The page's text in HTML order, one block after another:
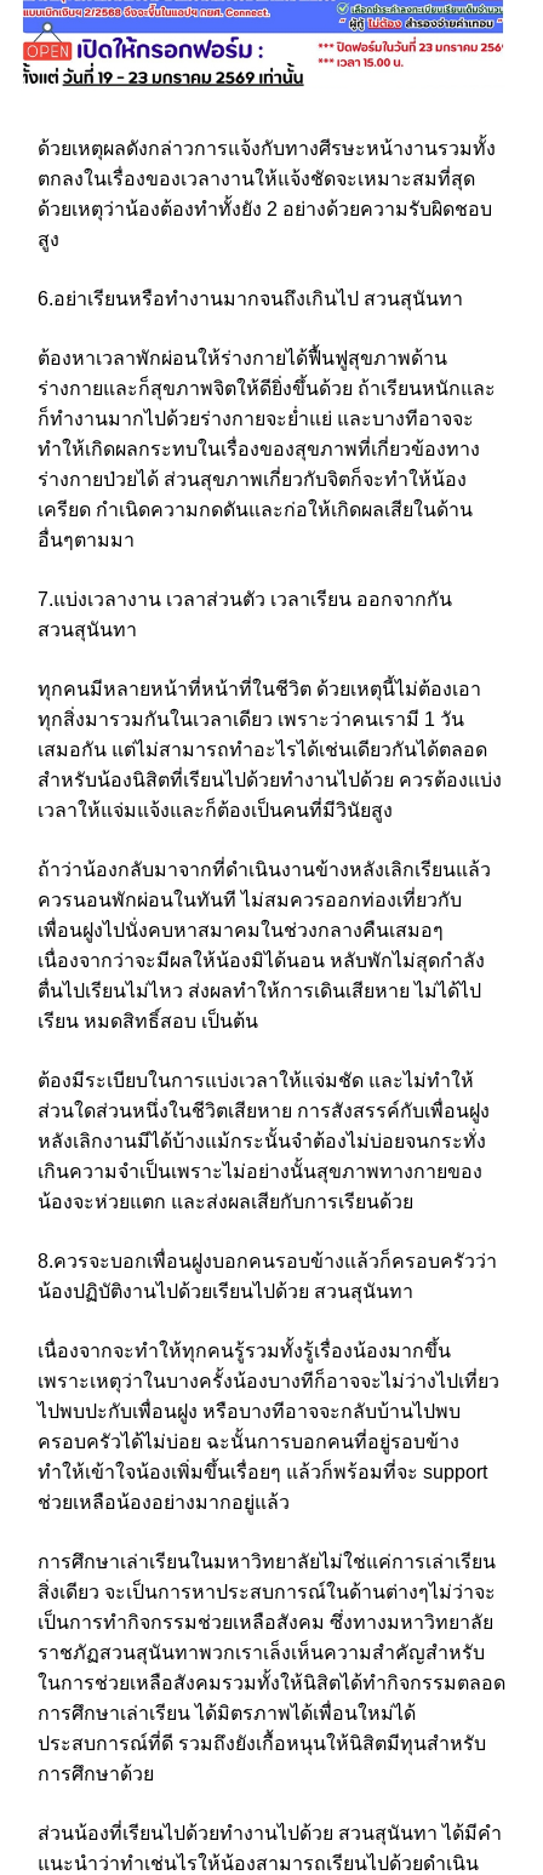
ด้วยเหตุผลดังกล่าวการแจ้งกับทางศีรษะหน้างานรวมทั้ง
ตกลงในเรื่องของเวลางานให้แจ้งชัดจะเหมาะสมที่สุด
ด้วยเหตุว่าน้องต้องทำทั้งยัง 2 อย่างด้วยความรับผิดชอบ
สูง
6.อย่าเรียนหรือทำงานมากจนถึงเกินไป สวนสุนันทา
ต้องหาเวลาพักผ่อนให้ร่างกายได้ฟื้นฟูสุขภาพด้าน
ร่างกายและก็สุขภาพจิตให้ดียิ่งขึ้นด้วย ถ้าเรียนหนักและ
ก็ทำงานมากไปด้วยร่างกายจะย่ำแย่ และบางทีอาจจะ
ทำให้เกิดผลกระทบในเรื่องของสุขภาพที่เกี่ยวข้องทาง
ร่างกายป่วยได้ ส่วนสุขภาพเกี่ยวกับจิตก็จะทำให้น้อง
เครียด กำเนิดความกดดันและก่อให้เกิดผลเสียในด้าน
อื่นๆตามมา
7.แบ่งเวลางาน เวลาส่วนตัว เวลาเรียน ออกจากกัน
สวนสุนันทา
ทุกคนมีหลายหน้าที่หน้าที่ในชีวิต ด้วยเหตุนี้ไม่ต้องเอา
ทุกสิ่งมารวมกันในเวลาเดียว เพราะว่าคนเรามี 1 วัน
เสมอกัน แต่ไม่สามารถทำอะไรได้เช่นเดียวกันได้ตลอด
สำหรับน้องนิสิตที่เรียนไปด้วยทำงานไปด้วย ควรต้องแบ่ง
เวลาให้แจ่มแจ้งและก็ต้องเป็นคนที่มีวินัยสูง
ถ้าว่าน้องกลับมาจากที่ดำเนินงานข้างหลังเลิกเรียนแล้ว
ควรนอนพักผ่อนในทันที ไม่สมควรออกท่องเที่ยวกับ
เพื่อนฝูงไปนั่งคบหาสมาคมในช่วงกลางคืนเสมอๆ
เนื่องจากว่าจะมีผลให้น้องมิได้นอน หลับพักไม่สุดกำลัง
ตื่นไปเรียนไม่ไหว ส่งผลทำให้การเดินเสียหาย ไม่ได้ไป
เรียน หมดสิทธิ์สอบ เป็นต้น
ต้องมีระเบียบในการแบ่งเวลาให้แจ่มชัด และไม่ทำให้
ส่วนใดส่วนหนึ่งในชีวิตเสียหาย การสังสรรค์กับเพื่อนฝูง
หลังเลิกงานมีได้บ้างแม้กระนั้นจำต้องไม่บ่อยจนกระทั่ง
เกินความจำเป็นเพราะไม่อย่างนั้นสุขภาพทางกายของ
น้องจะห่วยแตก และส่งผลเสียกับการเรียนด้วย
8.ควรจะบอกเพื่อนฝูงบอกคนรอบข้างแล้วก็ครอบครัวว่า
น้องปฏิบัติงานไปด้วยเรียนไปด้วย สวนสุนันทา
เนื่องจากจะทำให้ทุกคนรู้รวมทั้งรู้เรื่องน้องมากขึ้น
เพราะเหตุว่าในบางครั้งน้องบางทีก็อาจจะไม่ว่างไปเที่ยว
ไปพบปะกับเพื่อนฝูง หรือบางทีอาจจะกลับบ้านไปพบ
ครอบครัวได้ไม่บ่อย ฉะนั้นการบอกคนที่อยู่รอบข้าง
ทำให้เข้าใจน้องเพิ่มขึ้นเรื่อยๆ แล้วก็พร้อมที่จะ support
ช่วยเหลือน้องอย่างมากอยู่แล้ว
การศึกษาเล่าเรียนในมหาวิทยาลัยไม่ใช่แค่การเล่าเรียน
สิ่งเดียว จะเป็นการหาประสบการณ์ในด้านต่างๆไม่ว่าจะ
เป็นการทำกิจกรรมช่วยเหลือสังคม ซึ่งทางมหาวิทยาลัย
ราชภัฏสวนสุนันทาพวกเราเล็งเห็นความสำคัญสำหรับ
ในการช่วยเหลือสังคมรวมทั้งให้นิสิตได้ทำกิจกรรมตลอด
การศึกษาเล่าเรียน ได้มิตรภาพได้เพื่อนใหม่ได้
ประสบการณ์ที่ดี รวมถึงยังเกื้อหนุนให้นิสิตมีทุนสำหรับ
การศึกษาด้วย
ส่วนน้องที่เรียนไปด้วยทำงานไปด้วย สวนสุนันทา ได้มีคำ
แนะนำว่าทำเช่นไรให้น้องสามารถเรียนไปด้วยดำเนิน